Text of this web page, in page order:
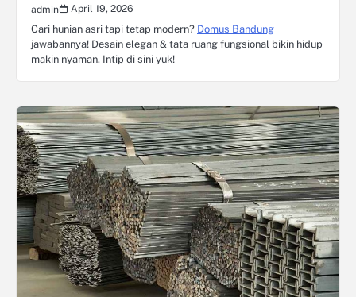
admin
April 19, 2026
Cari hunian asri tapi tetap modern? Domus Bandung
jawabannya! Desain elegan & tata ruang fungsional bikin hidup
makin nyaman. Intip di sini yuk!